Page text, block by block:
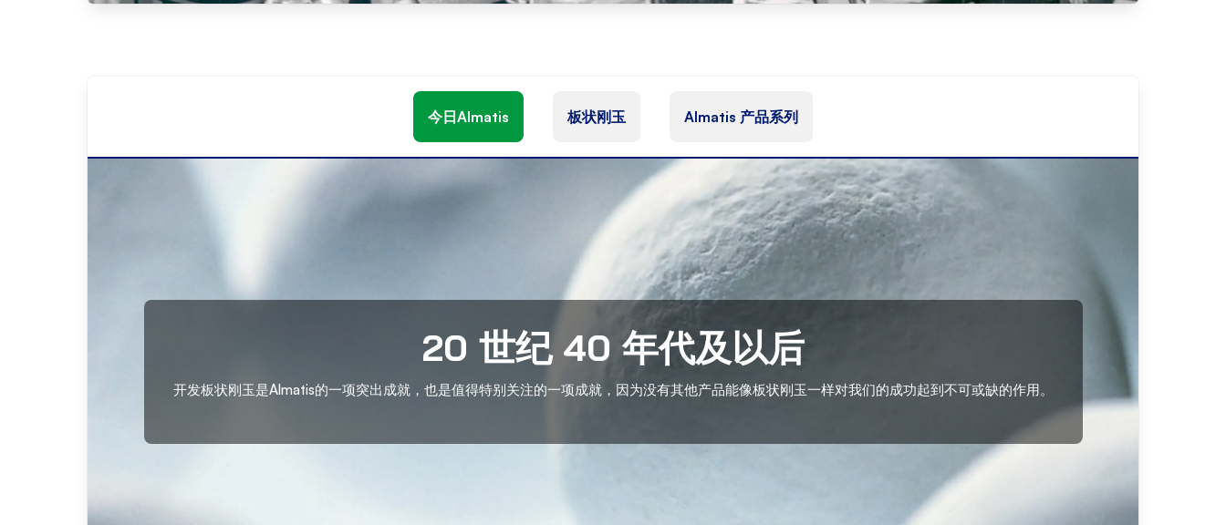
今日Almatis 板状刚玉 Almatis 产品系列
20 世纪 40 年代及以后
开发板状刚玉是Almatis的一项突出成就，也是值得特别关注的一项成就，因为没有其他产品能像板状刚玉一样对我们的成功起到不可或缺的作用。